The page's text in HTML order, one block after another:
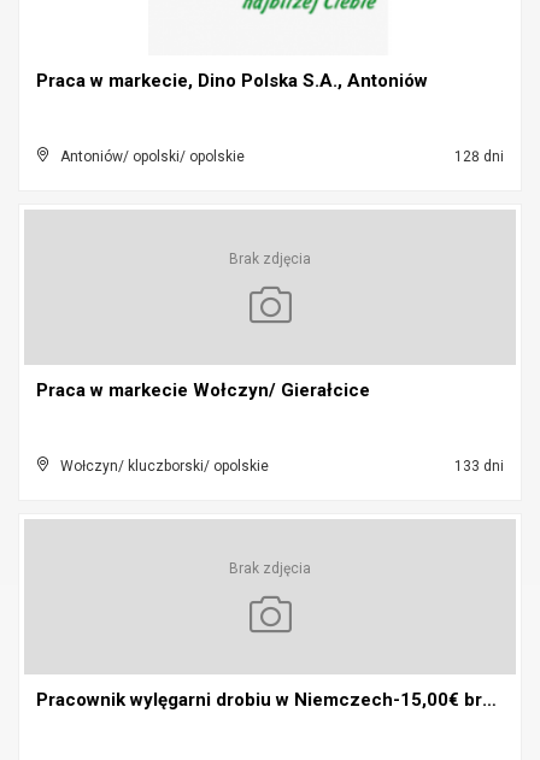
Praca w markecie, Dino Polska S.A., Antoniów
Antoniów/ opolski/ opolskie 128 dni
Brak zdjęcia
Praca w markecie Wołczyn/ Gierałcice
Wołczyn/ kluczborski/ opolskie 133 dni
Brak zdjęcia
Pracownik wylęgarni drobiu w Niemczech-15,00€ brut...